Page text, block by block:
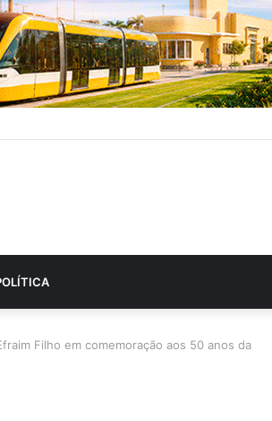
Filho em comemoração aos 50 anos da